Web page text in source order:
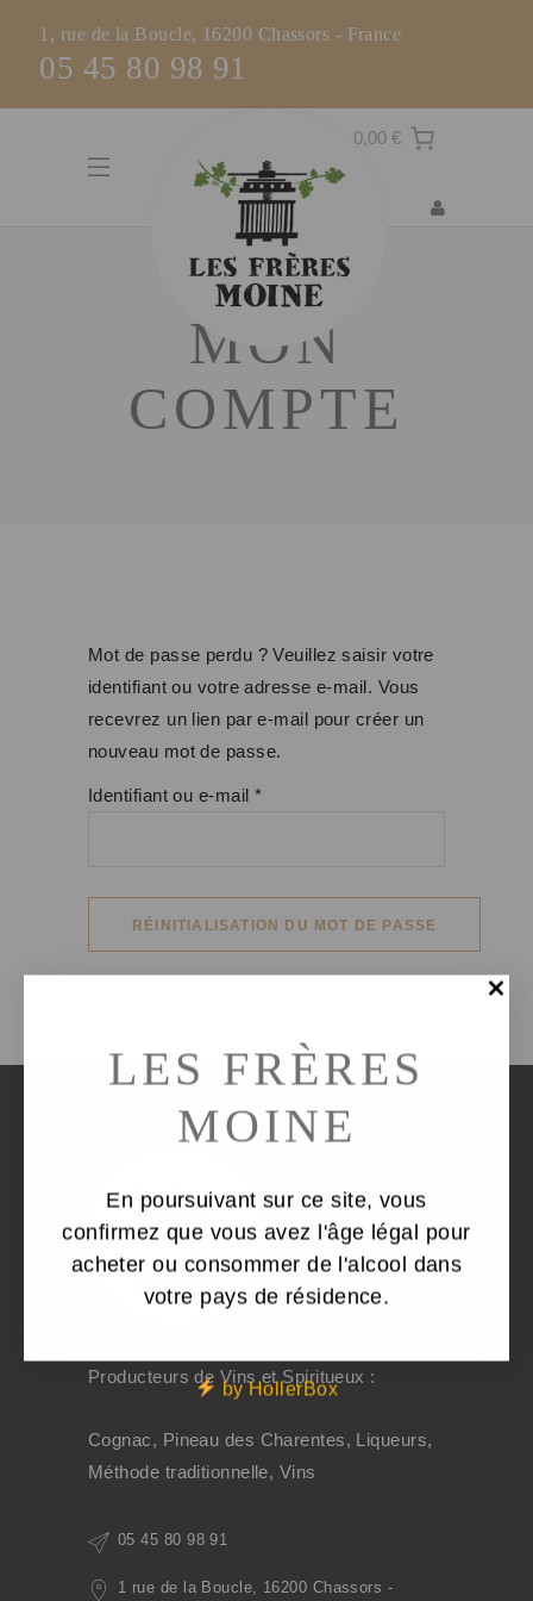
1, rue de la Boucle, 16200 Chassors - France
05 45 80 98 91
0,00 €
MON
COMPTE
Mot de passe perdu ? Veuillez saisir votre
identifiant ou votre adresse e-mail. Vous
recevrez un lien par e-mail pour créer un
nouveau mot de passe.
Identifiant ou e-mail *Obligatoire
RÉINITIALISATION DU MOT DE PASSE
Producteurs de Vins et Spiritueux :
Cognac, Pineau des Charentes, Liqueurs,
Méthode traditionnelle, Vins
05 45 80 98 91
1 rue de la Boucle, 16200 Chassors -
LES FRÈRES
MOINE
En poursuivant sur ce site, vous
confirmez que vous avez l'âge légal pour
acheter ou consommer de l'alcool dans
votre pays de résidence.
by HollerBox